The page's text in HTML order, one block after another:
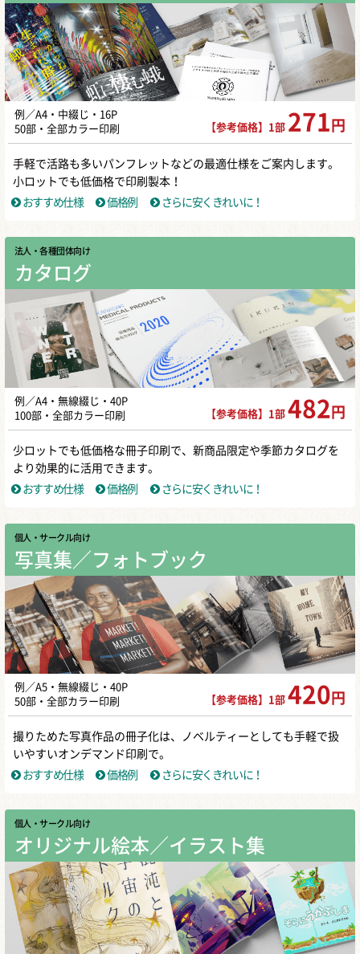
例／A4・中綴じ・16P
50部・全部カラー印刷
【参考価格】1部 271 円
手軽で活路も多いパンフレットなどの最適仕様をご案内します。
小ロットでも低価格で印刷製本！
おすすめ仕様
価格例 さらに安くきれいに！
法人・各種団体向け
カタログ
例／A4・無線綴じ・40P
100部・全部カラー印刷
【参考価格】1部 482 円
少ロットでも低価格な冊子印刷で、新商品限定や季節カタログを
より効果的に活用できます。
おすすめ仕様
価格例 さらに安くきれいに！
個人・サークル向け
写真集／フォトブック
例／A5・無線綴じ・40P
50部・全部カラー印刷
【参考価格】1部 420 円
撮りためた写真作品の冊子化は、ノベルティーとしても手軽で扱
いやすいオンデマンド印刷で。
おすすめ仕様
価格例 さらに安くきれいに！
個人・サークル向け
オリジナル絵本／イラスト集